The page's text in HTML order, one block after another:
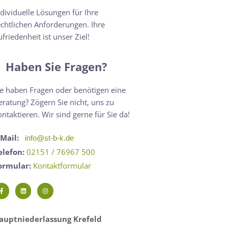
Lösungen für Ihre
Anforderungen. Ihre
ist unser Ziel!
Haben Sie Fragen?
haben Fragen oder benötigen eine
Zögern Sie nicht, uns zu
Wir sind gerne für Sie da!
Mail: info@st-b-k.de
02151 / 76967 500
Kontaktformular
Krefeld